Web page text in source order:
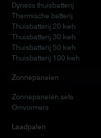
Dyness thuisbatterij
Thermische batterij
Thuisbatterij 20 kwh
Thuisbatterij 30 kwh
Thuisbatterij 50 kwh
Thuisbatterij 100 kwh
Zonnepanelen
Zonnepanelen sets
Omvormers
Laadpalen